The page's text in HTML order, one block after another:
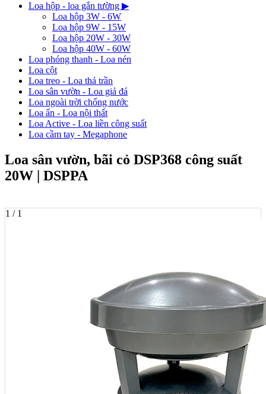
Loa hộp - loa gắn tường ▶
Loa hộp 3W - 6W
Loa hộp 9W - 15W
Loa hộp 20W - 30W
Loa hộp 40W - 60W
Loa phóng thanh - Loa nén
Loa cột
Loa treo - Loa thả trần
Loa sân vườn - Loa giả đá
Loa ngoài trời chống nước
Loa ẩn - Loa nội thất
Loa Active - Loa liền công suất
Loa cầm tay - Megaphone
Loa sân vườn, bãi cỏ DSP368 công suất
20W | DSPPA
1 / 1